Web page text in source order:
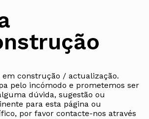
Glossário de
Arquitectura de
Autor
SILUC
Apoio jurídico
em construção / actualização.
pelo incómodo e prometemos ser
dúvida, sugestão ou
para esta página ou
por favor contacte-nos através